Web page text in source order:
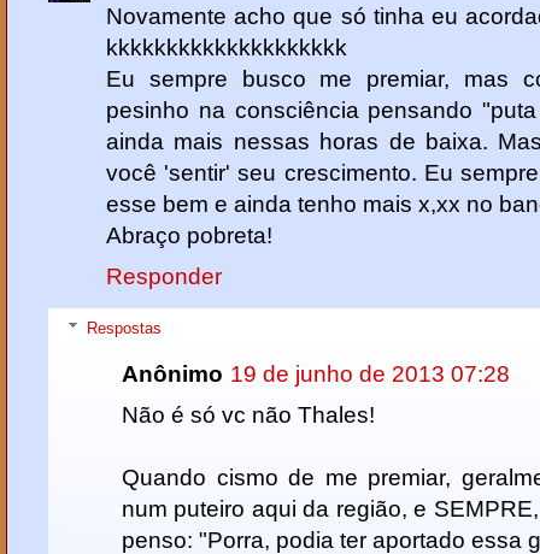
Novamente acho que só tinha eu
kkkkkkkkkkkkkkkkkkkk
Eu sempre busco me premiar, mas
pesinho na consciência pensando
ainda mais nessas horas de baixa.
você 'sentir' seu crescimento. Eu
esse bem e ainda tenho mais x,xx no
Abraço pobreta!
Responder
Respostas
Anônimo 19 de junho de 2013 07:28
Não é só vc não Thales!
Quando cismo de me premiar,
num puteiro aqui da região, e
penso: "Porra, podia ter aportado essa